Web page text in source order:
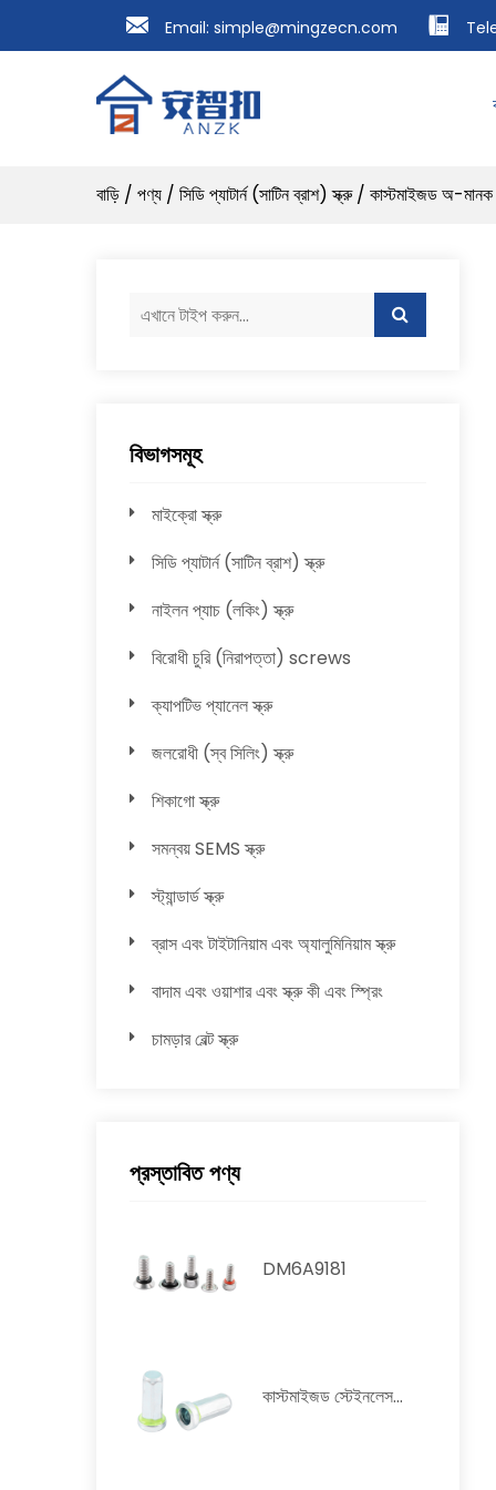
Email: simple@mingzecn.com
বাড়ি / পণ্য / সিডি প্যাটার্ন (সাটিন ব্রাশ) স্ক্রু/ কাস্টমাইজড অ-মানক
বিভাগসমূহ
মাইক্রো স্ক্রু
সিডি প্যাটার্ন (সাটিন ব্রাশ) স্ক্রু
নাইলন প্যাচ (লকিং) স্ক্রু
বিরোধী চুরি (নিরাপত্তা) screws
ক্যাপটিভ প্যানেল স্ক্রু
জলরোধী (স্ব সিলিং) স্ক্রু
শিকাগো স্ক্রু
সমন্বয় SEMS স্ক্রু
স্ট্যান্ডার্ড স্ক্রু
ব্রাস এবং টাইটানিয়াম এবং অ্যালুমিনিয়াম স্ক্রু
বাদাম এবং ওয়াশার এবং স্ক্রু কী এবং স্প্রিং
চামড়ার বেল্ট স্ক্রু
প্রস্তাবিত পণ্য
DM6A9181
কাস্টমাইজড স্টেইনলেস...